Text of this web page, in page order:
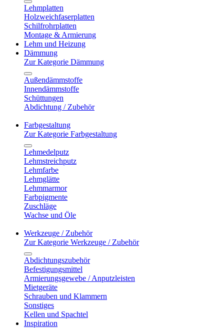
Lehmplatten
Holzweichfaserplatten
Schilfrohrplatten
Montage & Armierung
Lehm und Heizung
Dämmung
Zur Kategorie Dämmung
Außendämmstoffe
Innendämmstoffe
Schüttungen
Abdichtung / Zubehör
Farbgestaltung
Zur Kategorie Farbgestaltung
Lehmedelputz
Lehmstreichputz
Lehmfarbe
Lehmglätte
Lehmmarmor
Farbpigmente
Zuschläge
Wachse und Öle
Werkzeuge / Zubehör
Zur Kategorie Werkzeuge / Zubehör
Abdichtungszubehör
Befestigungsmittel
Armierungsgewebe / Anputzleisten
Mietgeräte
Schrauben und Klammern
Sonstiges
Kellen und Spachtel
Inspiration